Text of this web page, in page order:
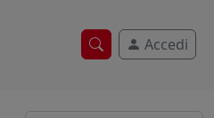
Ricerca veloce
Accedi